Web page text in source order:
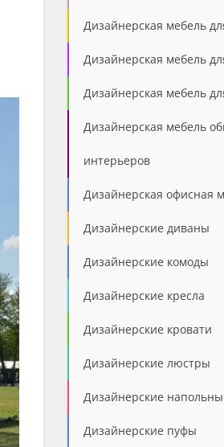
Дизайнерская мебель
Дизайнерская мебель
Дизайнерская мебель
Дизайнерская мебель
интерьеров
Дизайнерская офисная
Дизайнерские диваны
Дизайнерские комоды
Дизайнерские кресла
Дизайнерские кровати
Дизайнерские люстры
Дизайнерские
Дизайнерские пуфы